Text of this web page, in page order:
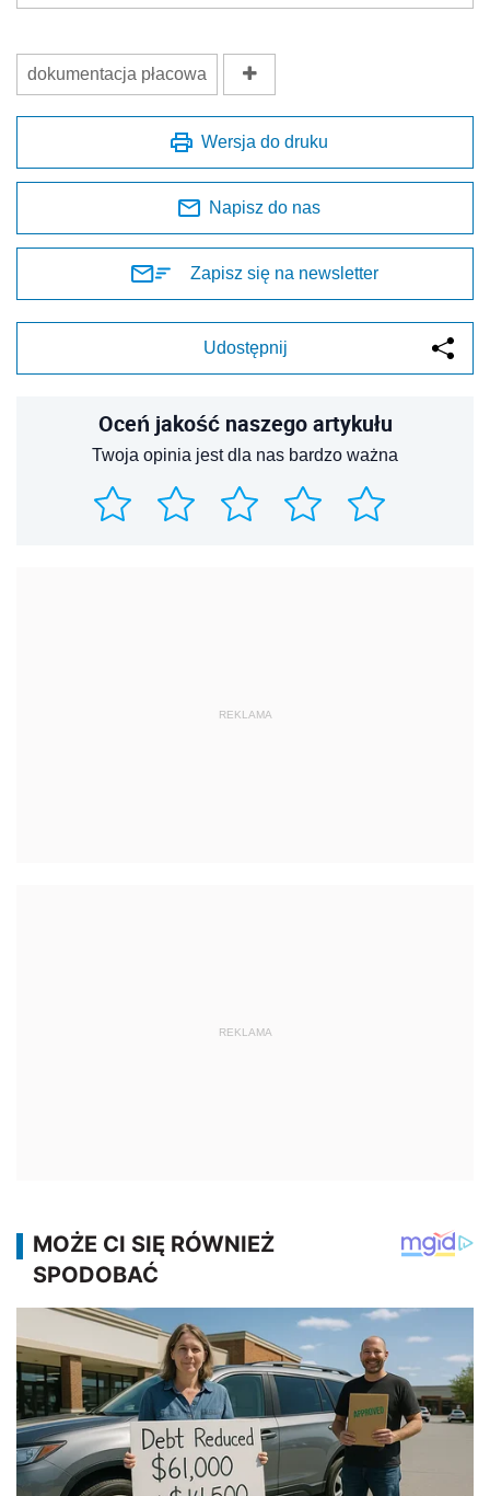
dokumentacja płacowa
Wersja do druku
Napisz do nas
Zapisz się na newsletter
Udostępnij
Oceń jakość naszego artykułu
Twoja opinia jest dla nas bardzo ważna
REKLAMA
REKLAMA